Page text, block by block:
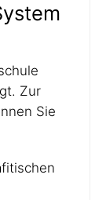
Zur
Sie